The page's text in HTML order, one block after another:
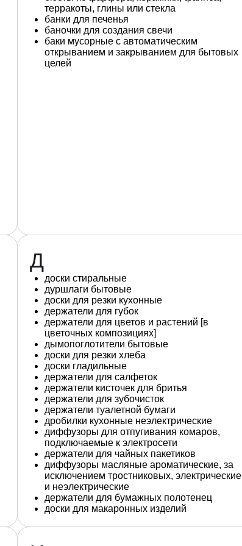
терракоты, глины или стекла
банки для печенья
баночки для создания свечи
баки мусорные с автоматическим
открыванием и закрыванием для бытовых
целей
Д
доски стиральные
дуршлаги бытовые
доски для резки кухонные
держатели для губок
держатели для цветов и растений [в
цветочных композициях]
дымопоглотители бытовые
доски для резки хлеба
доски гладильные
держатели для салфеток
держатели кисточек для бритья
держатели для зубочисток
держатели туалетной бумаги
дробилки кухонные неэлектрические
диффузоры для отпугивания комаров,
подключаемые к электросети
держатели для чайных пакетиков
диффузоры масляные ароматические, за
исключением тростниковых, электрические
и неэлектрические
держатели для бумажных полотенец
доски для макаронных изделий